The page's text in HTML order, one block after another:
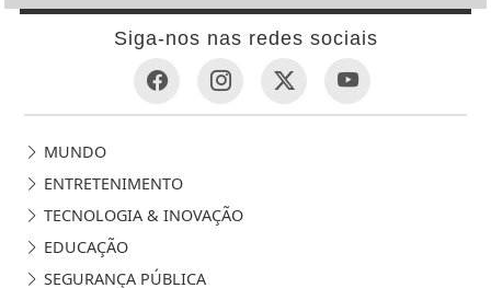
Siga-nos nas redes sociais
MUNDO
ENTRETENIMENTO
TECNOLOGIA & INOVAÇÃO
EDUCAÇÃO
SEGURANÇA PÚBLICA